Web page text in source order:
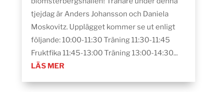
tjejdag är Anders Johansson och Daniela
Moskovitz. Upplägget kommer se ut enligt
följande: 10:00-11:30 Träning 11:30-11:45
Fruktfika 11:45-13:00 Träning 13:00-14:30...
LÄS MER